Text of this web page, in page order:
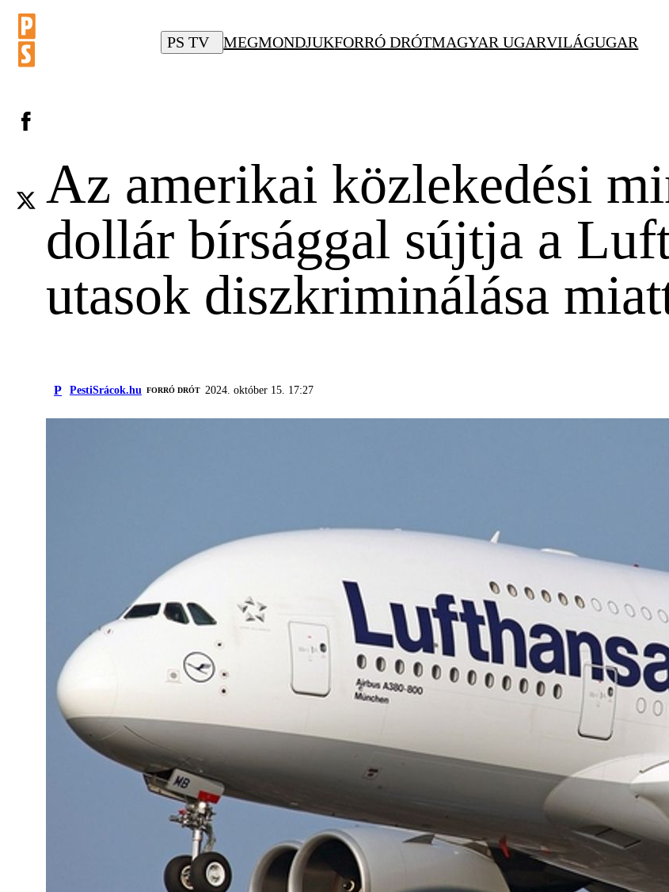
PS TV MEGMONDJUKFORRÓ DRÓTMAGYAR UGARVILÁGUGAR
Az amerikai közlekedési
dollár bírsággal sújtja a
utasok diszkriminálása
P PestiSrácok.hu FORRÓ DRÓT 2024. október 15. 17:27